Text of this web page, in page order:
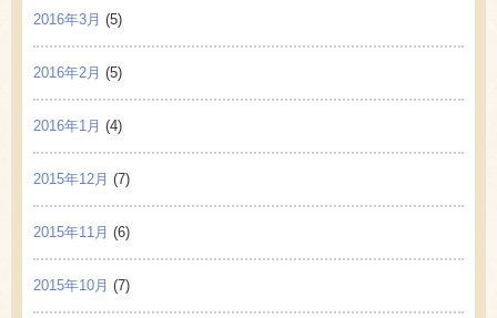
2016年3月 (5)
2016年2月 (5)
2016年1月 (4)
2015年12月 (7)
2015年11月 (6)
2015年10月 (7)